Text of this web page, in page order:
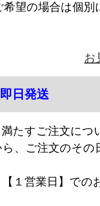
望の場合は個別
お
日発送
たすご注文につ
ら、ご注文のそ
１営業日】での